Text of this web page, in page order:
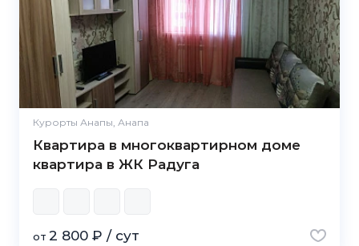
Курорты Анапы, Анапа
Квартира в многоквартирном доме
квартира в ЖК Радуга
от 2 800 ₽ / сут